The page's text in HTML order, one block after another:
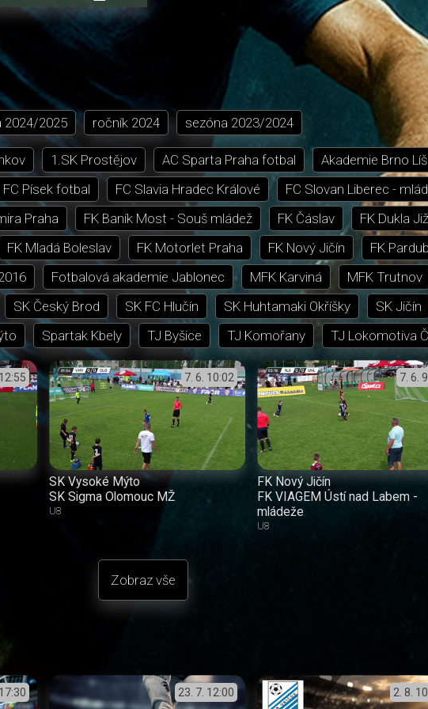
in-
Picture
obrazovka
2024/2025 ročník 2024 sezóna 2023/2024
1.SK Prostějov AC Sparta Praha fotbal
Akademie Brno
FC Písek fotbal FC Slavia Hradec Králové FC Slovan Liberec -
Praha FK Baník Most - Souš mládež FK Čáslav FK Dukla
FK Mladá Boleslav FK Motorlet Praha FK Nový Jičín FK
Fotbalová akademie Jablonec MFK Karviná MFK Trutnov
SK Český Brod SK FC Hlučín SK Huhtamaki Okříšky SK Jičín
Spartak Kbely TJ Byšice TJ Komořany TJ Lokomotiva
12:55 7. 6. 10:02
SK Vysoké Mýto
SK Sigma Olomouc MŽ
U8
7. 6.
FK Nový Jičín
FK VIAGEM Ústí nad Labem -
mládeže
U8
Zobraz vše
17:30 23. 7. 12:00 2. 8.